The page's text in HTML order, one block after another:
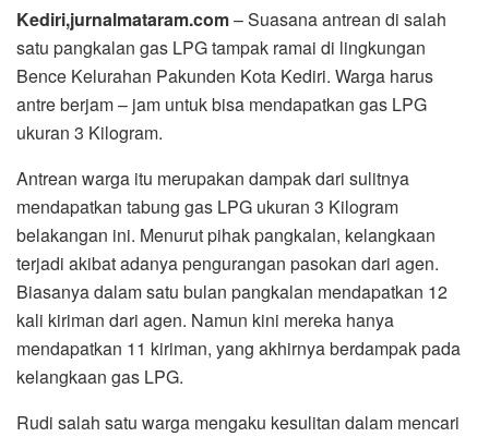
Kediri,jurnalmataram.com– Suasana antrean di salah
satu pangkalan gas LPG tampak ramai di lingkungan
Bence Kelurahan Pakunden Kota Kediri. Warga harus
antre berjam – jam untuk bisa mendapatkan gas LPG
ukuran 3 Kilogram.
Antrean warga itu merupakan dampak dari sulitnya
mendapatkan tabung gas LPG ukuran 3 Kilogram
belakangan ini. Menurut pihak pangkalan, kelangkaan
terjadi akibat adanya pengurangan pasokan dari agen.
Biasanya dalam satu bulan pangkalan mendapatkan 12
kali kiriman dari agen. Namun kini mereka hanya
mendapatkan 11 kiriman, yang akhirnya berdampak pada
kelangkaan gas LPG.
Rudi salah satu warga mengaku kesulitan dalam mencari